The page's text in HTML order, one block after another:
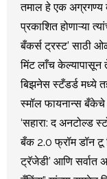
तमाल हे एक अग्रगण्य
प्रकाशित होणाऱ्या
बँकर्स ट्रस्ट’ साठी
मिंट लाँच
बिझनेस स्टँडर्ड मध्ये
स्मॉल फायनान्स
‘सहारा: द अनटोल्ड
बँक 2.0 फ्रॉम डॉन टू
ट्रॅजेडी’ आणि सर्वात